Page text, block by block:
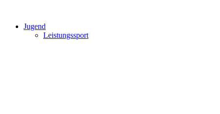
Jugend
Leistungssport